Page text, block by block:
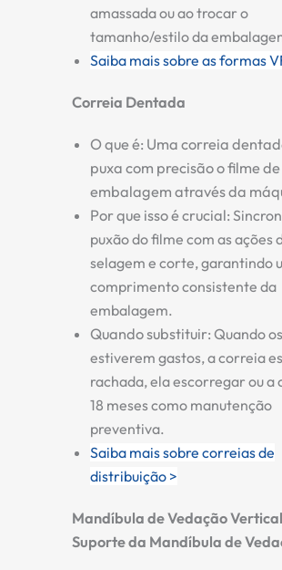
amassada ou ao trocar o
tamanho/estilo da
Saiba mais sobre as formas
Correia Dentada
O que é: Uma correia
puxa com precisão o filme de
embalagem através da
Por que isso é crucial:
puxão do filme com as ações
selagem e corte, garantindo
comprimento consistente da
embalagem.
Quando substituir: Quando
estiverem gastos, a correia
rachada, ela escorregar ou a
18 meses como manutenção
preventiva.
Saiba mais sobre correias de
distribuição >
Mandíbula de Vedação
Suporte da Mandíbula de